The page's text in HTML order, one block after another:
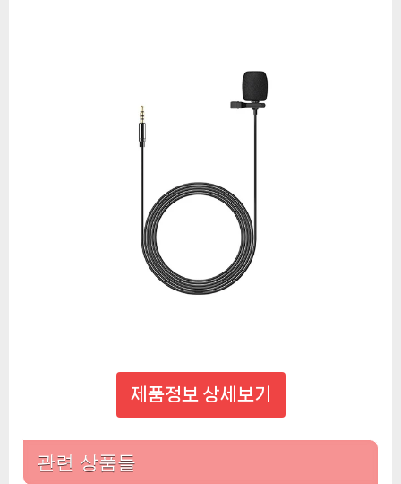
제품정보 상세보기
관련 상품들